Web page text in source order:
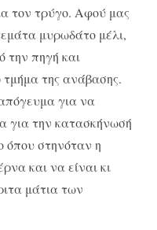
τον τρύγο. Αφού μας
μυρωδάτο μέλι,
την πηγή και
τμήμα της ανάβασης.
για να
για την κατασκήνωσή
όπου στηνόταν η
και να είναι κι
μάτια των